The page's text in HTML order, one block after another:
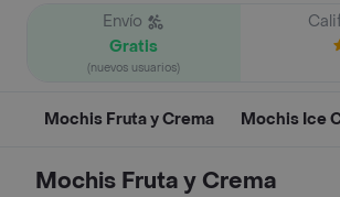
Envío
Gratis
(nuevos usuarios)
Mochis Fruta y Crema Mochis Ice
Mochis Fruta y Crema